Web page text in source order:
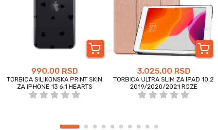
990.00 RSD
TORBICA SILIKONSKA PRINT SKIN
ZA IPHONE 13 6.1 HEARTS
3,025.00 RSD
TORBICA ULTRA SLIM ZA IPAD 10.2
2019/2020/2021 ROZE